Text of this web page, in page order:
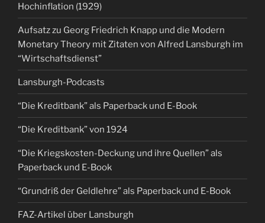
Hochinflation (1929)
Aufsatz zu Georg Friedrich Knapp und die Modern
Monetary Theory mit Zitaten von Alfred Lansburgh im
“Wirtschaftsdienst”
Lansburgh-Podcasts
“Die Kreditbank” als Paperback und E-Book
“Die Kreditbank” von 1924
“Die Kriegskosten-Deckung und ihre Quellen” als
Paperback und E-Book
“Grundriß der Geldlehre” als Paperback und E-Book
FAZ-Artikel über Lansburgh